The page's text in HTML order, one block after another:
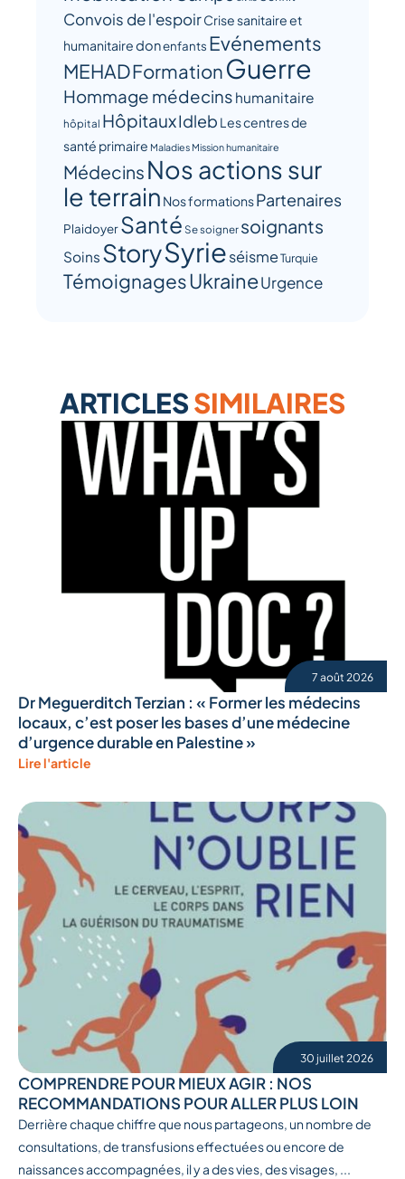
Convois de l'espoirCrise sanitaire et
humanitairedonenfants Evénements
MEHADFormationGuerre
Hommage médecins humanitaire
hôpital HôpitauxIdleb Les centres de
santé primaire Maladies Mission humanitaire
Médecins Nos actions sur
le terrain Nos formationsPartenaires
PlaidoyerSanté Se soigner soignants
Soins StorySyrieséismeTurquie
TémoignagesUkraineUrgence
ARTICLESSIMILAIRES
7 août 2026
Dr Meguerditch Terzian : « Former les médecins
locaux, c’est poser les bases d’une médecine
d’urgence durable en Palestine »
Lire l'article
30 juillet 2026
COMPRENDRE POUR MIEUX AGIR : NOS
RECOMMANDATIONS POUR ALLER PLUS LOIN
Derrière chaque chiffre que nous partageons, un nombre de
consultations, de transfusions effectuées ou encore de
naissances accompagnées, il y a des vies, des visages, ...